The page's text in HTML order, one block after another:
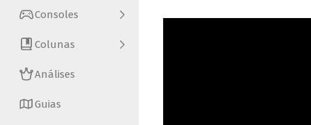
Consoles
Colunas
Análises
Guias